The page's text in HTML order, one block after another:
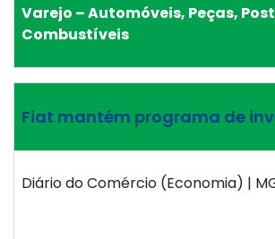
Varejo – Automóveis, Peças,
Combustíveis
Fiat mantém programa de
Diário do Comércio (Economia) |